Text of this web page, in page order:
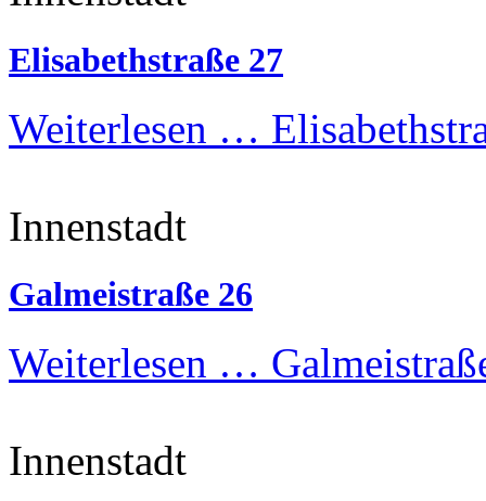
Elisabethstraße 27
Weiterlesen …
Innenstadt
Galmeistraße 26
Weiterlesen …
Innenstadt